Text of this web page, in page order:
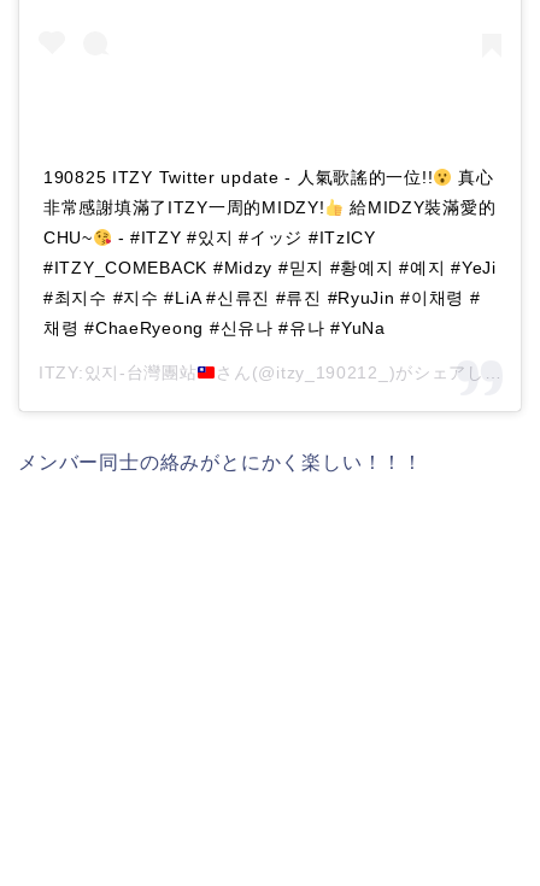
190825 ITZY Twitter update - 人氣歌謠的一位!!
真心
非常感謝填滿了ITZY一周的MIDZY!
給MIDZY裝滿愛的
CHU~
- #ITZY #있지 #イッジ #ITzICY
#ITZY_COMEBACK #Midzy #믿지 #황예지 #예지 #YeJi
#최지수 #지수 #LiA #신류진 #류진 #RyuJin #이채령 #
채령 #ChaeRyeong #신유나 #유나 #YuNa
ITZY:있지-台灣團站 さん(@itzy_190212_)がシェアした投稿 -
メンバー同士の絡みがとにかく楽しい！！！